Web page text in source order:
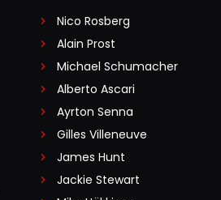
Nico Rosberg
Alain Prost
Michael Schumacher
Alberto Ascari
Ayrton Senna
Gilles Villeneuve
James Hunt
Jackie Stewart